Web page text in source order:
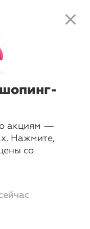
close
акциям —
Нажмите,
со
и